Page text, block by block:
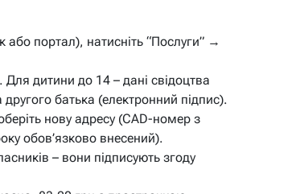
або портал), натисніть “Послуги” →
дитини до 14 – дані свідоцтва
батька (електронний підпис).
нову адресу (CAD-номер з
обов’язково внесений).
– вони підписують згоду